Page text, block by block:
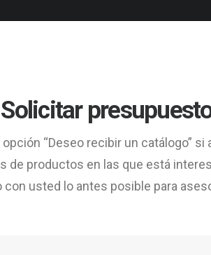
Solicitar
“Deseo recibir un catálogo”
de productos en las que está
usted lo antes posible para